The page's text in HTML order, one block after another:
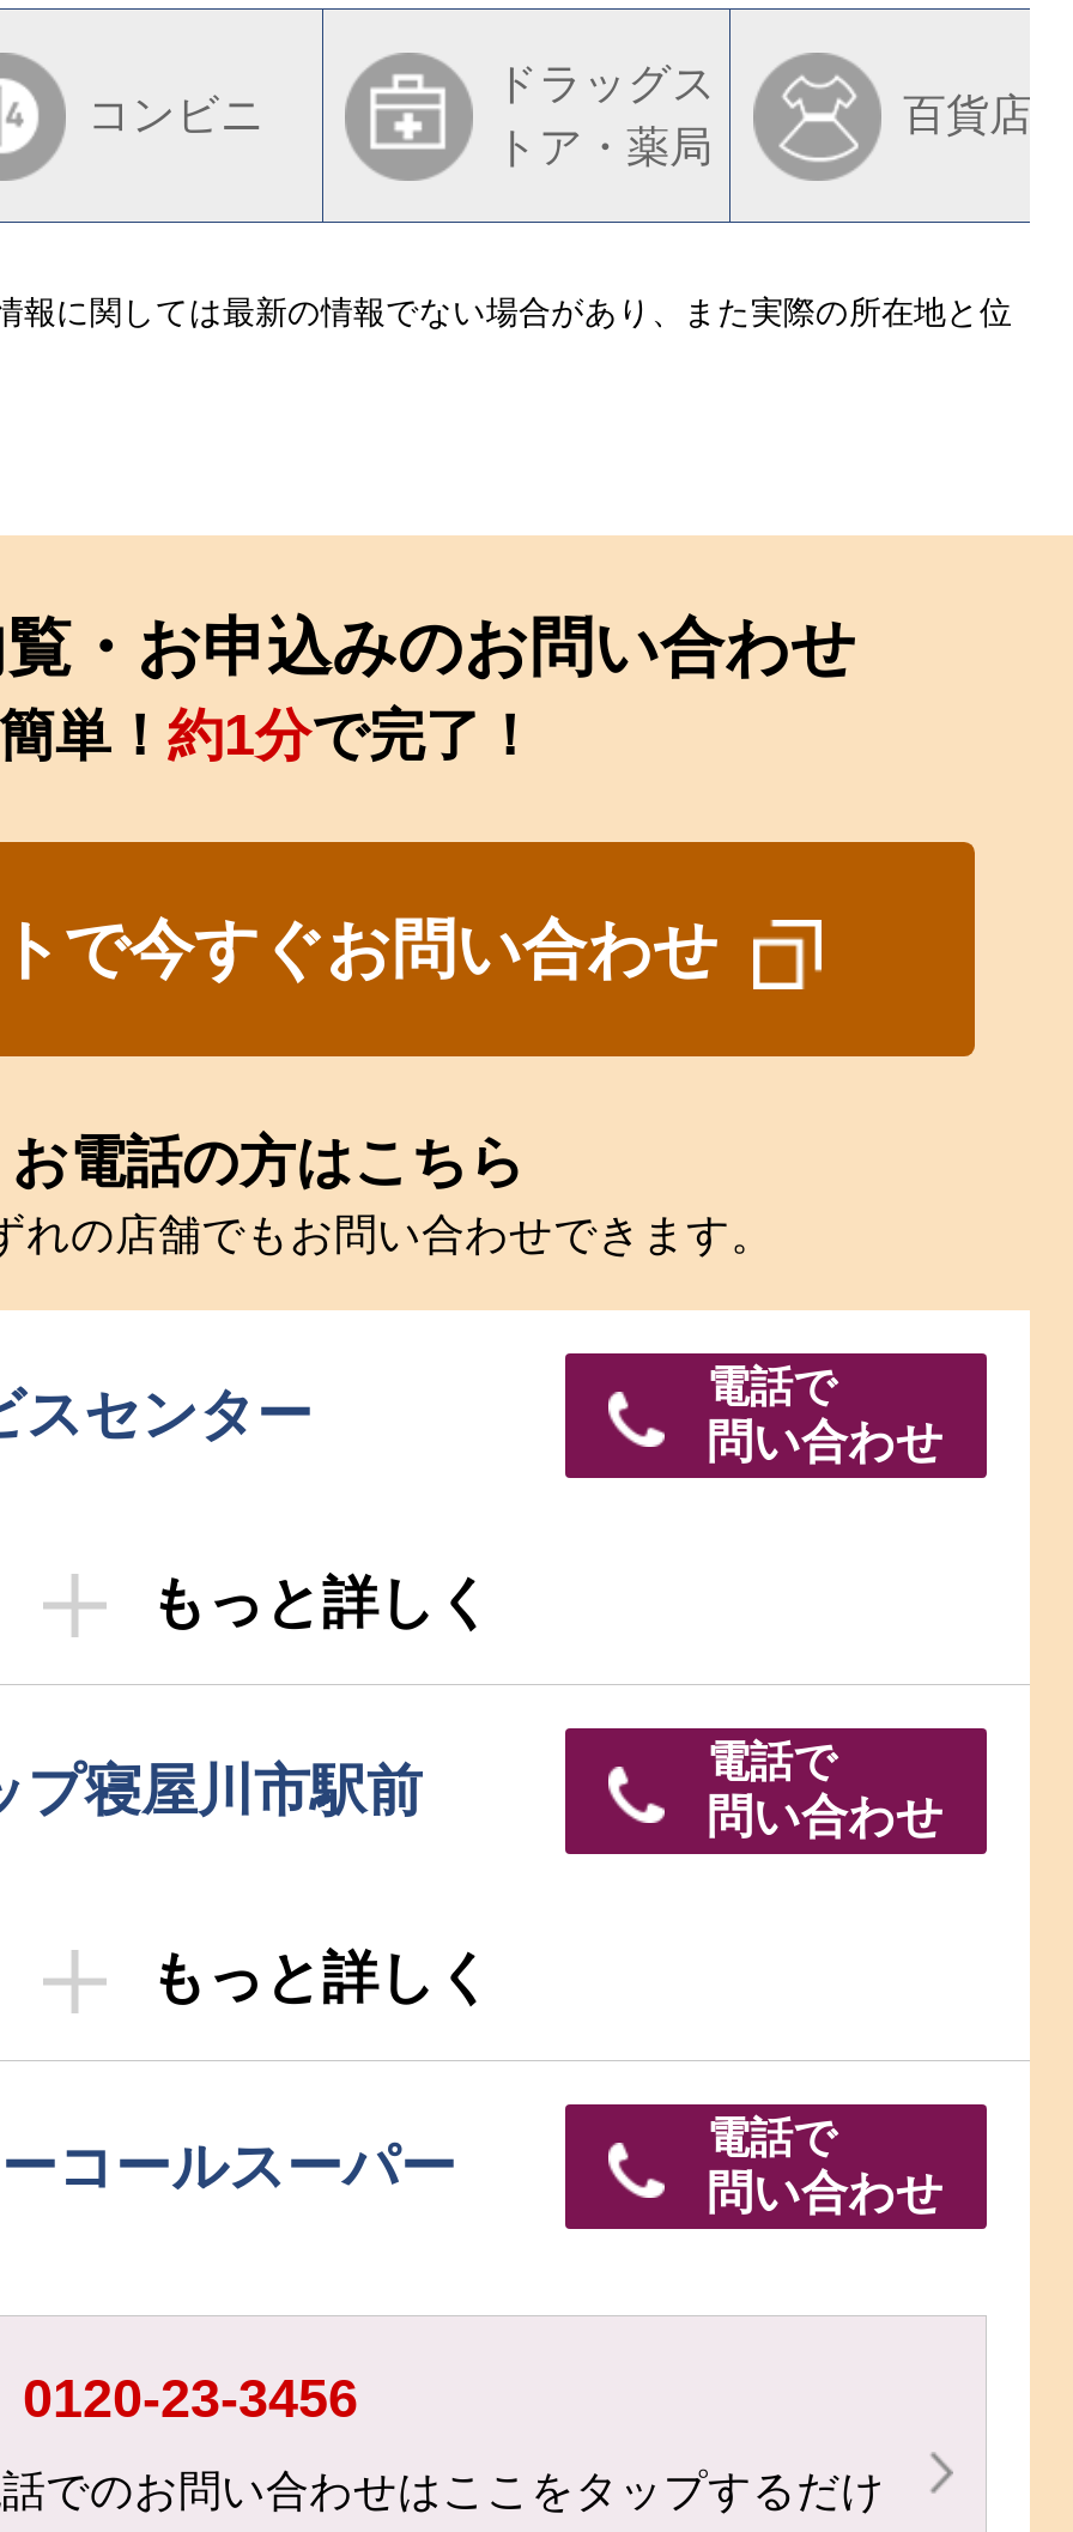
コンビニ
ドラッグス
トア・薬局
百貨店
報に関しては最新の情報でない場合があり、また実際の所在地と位
・お申込みのお問い合わせ
簡単！ 約1分で完了！
で今すぐお問い合わせ
お電話の方はこちら
の店舗でもお問い合わせできます。
スセンター 電話で
問い合わせ
もっと詳しく
プ寝屋川市駅前 電話で
問い合わせ
もっと詳しく
コールスーパー 電話で
問い合わせ
0120-23-3456
でのお問い合わせはここをタップするだけ